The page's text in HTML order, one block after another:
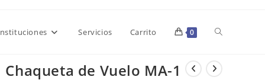
Servicios Carrito 0 Alternar
búsqueda
Chaqueta de Vuelo MA-1